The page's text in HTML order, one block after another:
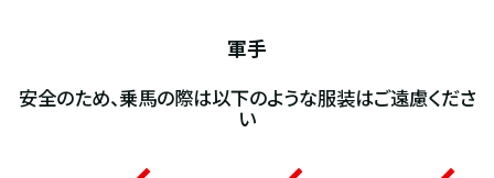
軍手
安全のため、乗馬の際は以下のような服装はご遠慮くださ
い